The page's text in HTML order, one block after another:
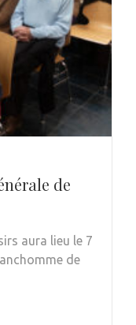
de
aura lieu le 7
de